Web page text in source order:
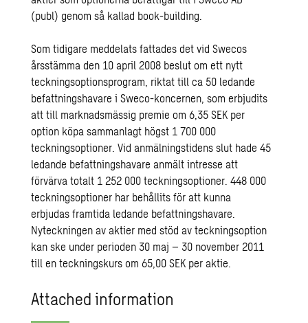
(publ) genom så kallad book-building.
Som tidigare meddelats fattades det vid Swecos
årsstämma den 10 april 2008 beslut om ett nytt
teckningsoptionsprogram, riktat till ca 50 ledande
befattningshavare i Sweco-koncernen, som erbjudits
att till marknadsmässig premie om 6,35 SEK per
option köpa sammanlagt högst 1 700 000
teckningsoptioner. Vid anmälningstidens slut hade 45
ledande befattningshavare anmält intresse att
förvärva totalt 1 252 000 teckningsoptioner. 448 000
teckningsoptioner har behållits för att kunna
erbjudas framtida ledande befattningshavare.
Nyteckningen av aktier med stöd av teckningsoption
kan ske under perioden 30 maj – 30 november 2011
till en teckningskurs om 65,00 SEK per aktie.
Attached information